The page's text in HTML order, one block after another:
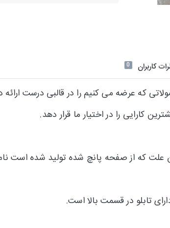
کاربران 0
که عرضه می کنیم را در قالبی درست ارائه
کارایی را در اختیار ما قرار دهد.
علت که از صفحه پانچ شده تولید شده است
تابلو در قسمت بالا است.